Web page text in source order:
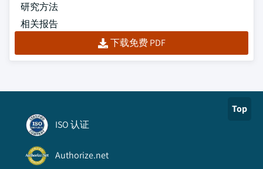
研究方法
相关报告
下载免费 PDF
Top
ISO 认证
Authorize.net